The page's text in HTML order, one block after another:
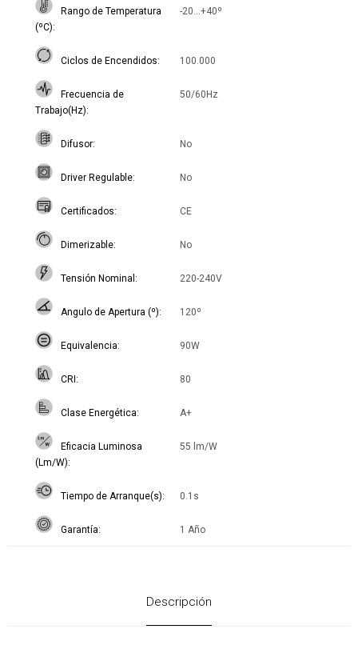
Rango de Temperatura
(ºC)
-20...+40º
Ciclos de Encendidos 100.000
Frecuencia de
Trabajo(Hz)
50/60Hz
Difusor No
Driver Regulable No
Certificados CE
Dimerizable No
Tensión Nominal 220-240V
Angulo de Apertura (º) 120º
Equivalencia 90W
CRI 80
Clase Energética A+
Eficacia Luminosa
(Lm/W)
55 lm/W
Tiempo de Arranque(s) 0.1s
Garantía 1 Año
Descripción